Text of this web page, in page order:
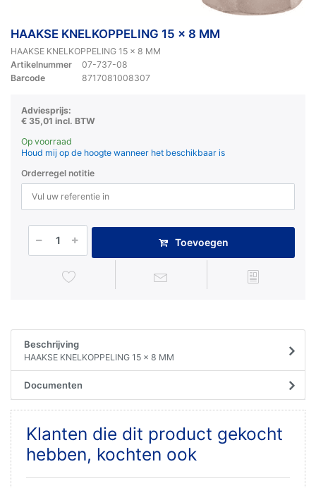
HAAKSE KNELKOPPELING 15 x 8 MM
HAAKSE KNELKOPPELING 15 x 8 MM
Artikelnummer
07-737-08
Barcode
8717081008307
Adviesprijs:
€ 35,01 incl. BTW
Op voorraad
Houd mij op de hoogte wanneer het beschikbaar is
Orderregel notitie
Toevoegen
Beschrijving
HAAKSE KNELKOPPELING 15 x 8 MM
Documenten
Klanten die dit product gekocht
hebben, kochten ook